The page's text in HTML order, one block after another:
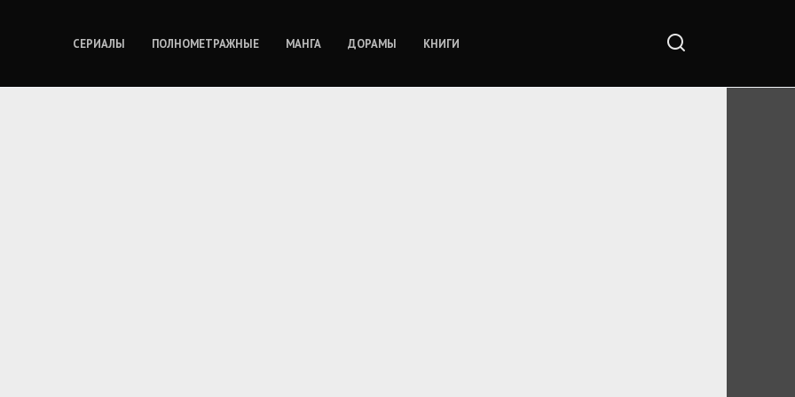
СЕРИАЛЫ ПОЛНОМЕТРАЖНЫЕ МАНГА ДОРАМЫ КНИГИ